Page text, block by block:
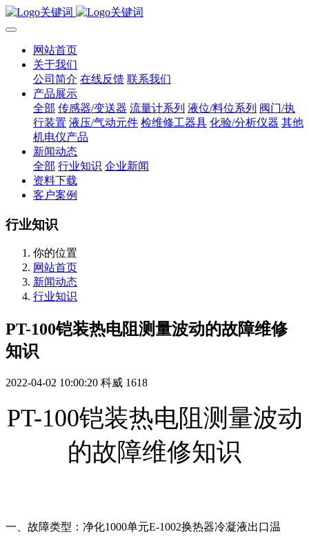
网站首页
关于我们
公司简介 在线反馈 联系我们
产品展示
全部 传感器/变送器 流量计系列 液位/料位系列 阀门/执
行装置 液压/气动元件 检维修工器具 化验/分析仪器 其他
机电仪产品
新闻动态
全部 行业知识 企业新闻
资料下载
客户案例
行业知识
你的位置
网站首页
新闻动态
行业知识
PT-100铠装热电阻测量波动的故障维修
知识
2022-04-02 10:00:20 科威 1618
PT-100铠装热电阻测量波动
的故障维修知识
一、故障类型：净化1000单元E-1002换热器冷凝液出口温